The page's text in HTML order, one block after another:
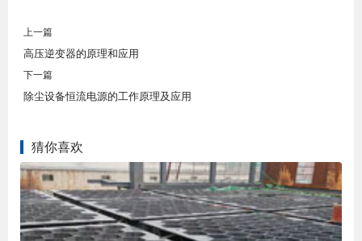
上一篇
高压逆变器的原理和应用
下一篇
除尘设备恒流电源的工作原理及应用
猜你喜欢